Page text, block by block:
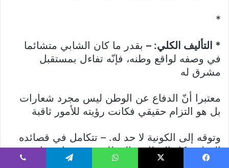
*
* التأليف الكلي: – بقدر ما كان الشابي متشائما
في وصفه لواقع وطنه، فإنّه تفاءل بمستقبل
مشرق له
معتبرا أنّ الدفاع عن الوطن ليس مجرد شعارات
بل هو التزام حقيقي فكانت رؤيته للأمور ثاقبة
وتوقه إلى الكونية لا حد له. – تتكامل في قصائده
الوطنية كل الوظائف المطلوبة في مثل هذا
الغرض